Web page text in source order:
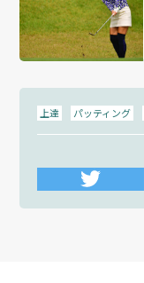
上達 パッティング